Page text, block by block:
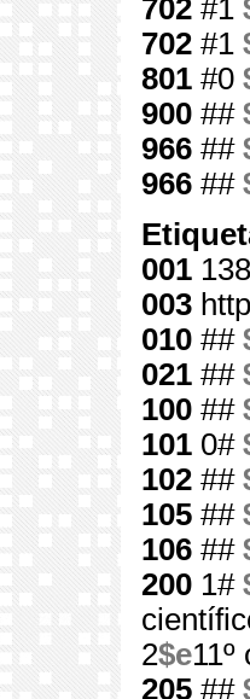
702 #1
702 #1
801 #0
900 ##
966 ##
966 ##
001
003
010 ##
021 ##
100 ##
101 0#
102 ##
105 ##
106 ##
200 1#
2$e11º
205 ##